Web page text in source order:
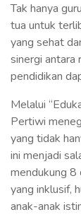
Tak hanya
tua untuk
yang sehat
sinergi antara
pendidikan
Melalui
Pertiwi
yang tidak
ini menjadi
mendukung 8
yang inklusif,
anak-anak